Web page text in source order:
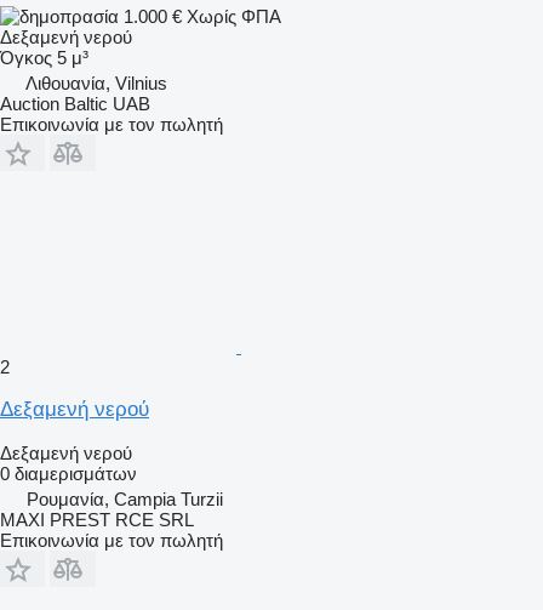
1.000 € Χωρίς ΦΠΑ
Δεξαμενή νερού
Όγκος 5 μ³
Λιθουανία, Vilnius
Auction Baltic UAB
Επικοινωνία με τον πωλητή
2
Δεξαμενή νερού
Δεξαμενή νερού
0 διαμερισμάτων
Ρουμανία, Campia Turzii
MAXI PREST RCE SRL
Επικοινωνία με τον πωλητή